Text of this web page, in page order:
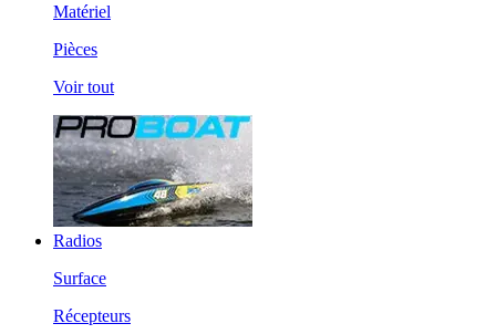
Matériel
Pièces
Voir tout
Radios
Surface
Récepteurs